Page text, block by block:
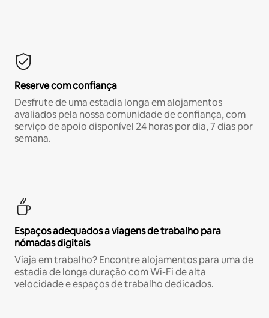
Reserve com confiança
Desfrute de uma estadia longa em alojamentos
avaliados pela nossa comunidade de confiança, com
serviço de apoio disponível 24 horas por dia, 7 dias por
semana.
Espaços adequados a viagens de trabalho para
nómadas digitais
Viaja em trabalho? Encontre alojamentos para uma de
estadia de longa duração com Wi-Fi de alta
velocidade e espaços de trabalho dedicados.